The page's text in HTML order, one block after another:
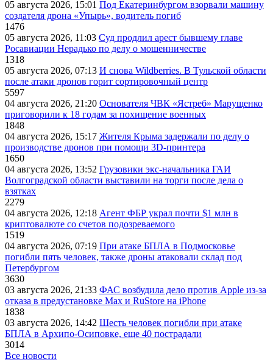
05 августа 2026, 15:01 Под Екатеринбургом взорвали машину
создателя дрона «Упырь», водитель погиб
1476
05 августа 2026, 11:03 Суд продлил арест бывшему главе
Росавиации Нерадько по делу о мошенничестве
1318
05 августа 2026, 07:13 И снова Wildberries. В Тульской области
после атаки дронов горит сортировочный центр
5597
04 августа 2026, 21:20 Основателя ЧВК «Ястреб» Марущенко
приговорили к 18 годам за похищение военных
1848
04 августа 2026, 15:17 Жителя Крыма задержали по делу о
производстве дронов при помощи 3D‑принтера
1650
04 августа 2026, 13:52 Грузовики экс-начальника ГАИ
Волгоградской области выставили на торги после дела о
взятках
2279
04 августа 2026, 12:18 Агент ФБР украл почти $1 млн в
криптовалюте со счетов подозреваемого
1519
04 августа 2026, 07:19 При атаке БПЛА в Подмосковье
погибли пять человек, также дроны атаковали склад под
Петербургом
3630
03 августа 2026, 21:33 ФАС возбудила дело против Apple из-за
отказа в предустановке Max и RuStore на iPhone
1838
03 августа 2026, 14:42 Шесть человек погибли при атаке
БПЛА в Архипо-Осиповке, еще 40 пострадали
3014
Все новости